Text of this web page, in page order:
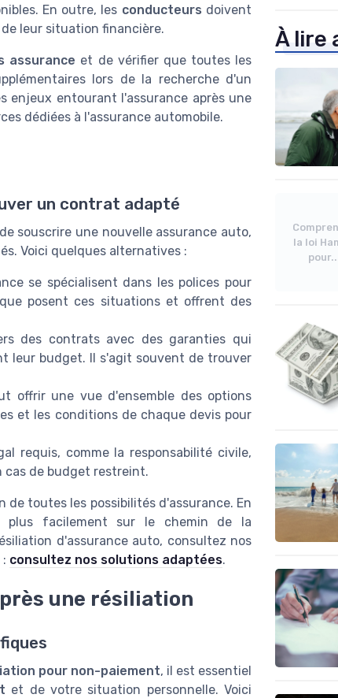
En outre, les conducteurs doivent
leur situation financière.
assurance et de vérifier que toutes les
lors de la recherche d'un
enjeux entourant l'assurance après une
dédiées à l'assurance automobile.
un contrat adapté
souscrire une nouvelle assurance auto,
Voici quelques alternatives :
se spécialisent dans les polices pour
posent ces situations et offrent des
des contrats avec des garanties qui
leur budget. Il s'agit souvent de trouver
offrir une vue d'ensemble des options
et les conditions de chaque devis pour
requis, comme la responsabilité civile,
cas de budget restreint.
toutes les possibilités d'assurance. En
plus facilement sur le chemin de la
d'assurance auto, consultez nos
consultez nos solutions adaptées.
une résiliation
pour non-paiement, il est essentiel
et de votre situation personnelle. Voici
À lire
la loi